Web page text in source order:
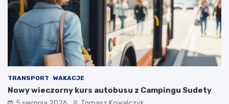
TRANSPORT WAKACJE
Nowy wieczorny kurs autobusu z Campingu Sudety